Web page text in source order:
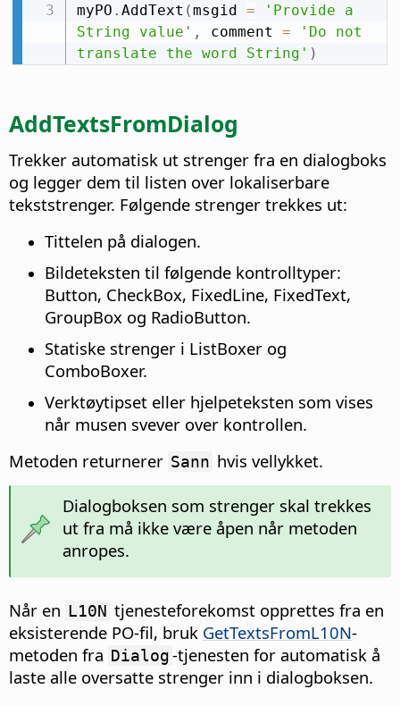
myPO . AddText (msgid =
'Provide a
String value' , comment =
'Do not
translate the word String' )
AddTextsFromDialog
Trekker automatisk ut strenger fra en dialogboks
og legger dem til listen over lokaliserbare
tekststrenger. Følgende strenger trekkes ut:
Tittelen på dialogen.
Bildeteksten til følgende kontrolltyper:
Button, CheckBox, FixedLine, FixedText,
GroupBox og RadioButton.
Statiske strenger i ListBoxer og
ComboBoxer.
Verktøytipset eller hjelpeteksten som vises
når musen svever over kontrollen.
Metoden returnerer Sann hvis vellykket.
Dialogboksen som strenger skal trekkes
ut fra må ikke være åpen når metoden
anropes.
Når en L10N tjenesteforekomst opprettes fra en
eksisterende PO-fil, bruk GetTextsFromL10N-
metoden fra Dialog-tjenesten for automatisk å
laste alle oversatte strenger inn i dialogboksen.